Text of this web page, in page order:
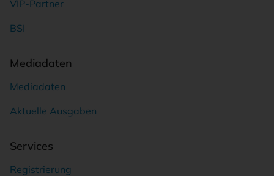
VIP-Partner
BSI
Mediadaten
Mediadaten
Aktuelle Ausgaben
Services
Registrierung